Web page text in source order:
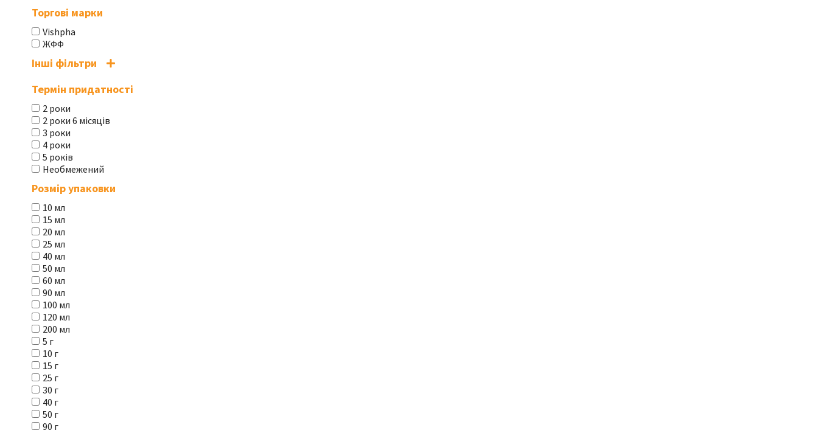
Торгові марки
Vishpha
ЖФФ
Інші фільтри
Термін придатності
2 роки
2 роки 6 місяців
3 роки
4 роки
5 років
Необмежений
Розмір упаковки
10 мл
15 мл
20 мл
25 мл
40 мл
50 мл
60 мл
90 мл
100 мл
120 мл
200 мл
5 г
10 г
15 г
25 г
30 г
40 г
50 г
90 г